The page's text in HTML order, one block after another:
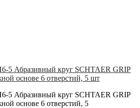
5 Абразивный круг SCHTAER GRIP
основе 6 отверстий, 5 шт
5 Абразивный круг SCHTAER GRIP
основе 6 отверстий, 5